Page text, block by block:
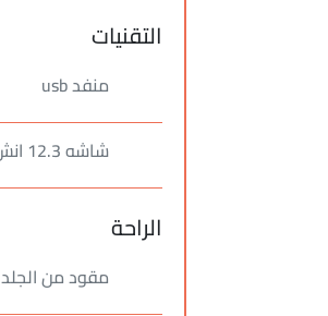
التقنيات
منفد usb
شاشه 12.3 انش متعدده الوسائط
الراحة
مقود من الجلد